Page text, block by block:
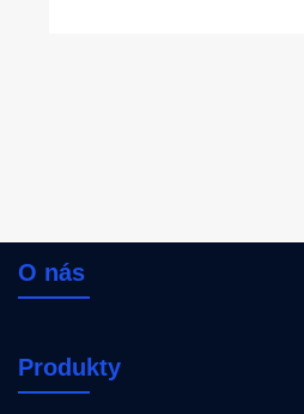
O nás
Produkty